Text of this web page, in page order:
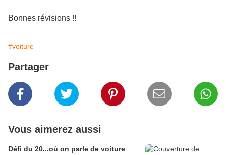
Bonnes révisions !!
#voiture
Partager
Vous aimerez aussi
Défi du 20...où on parle de voiture